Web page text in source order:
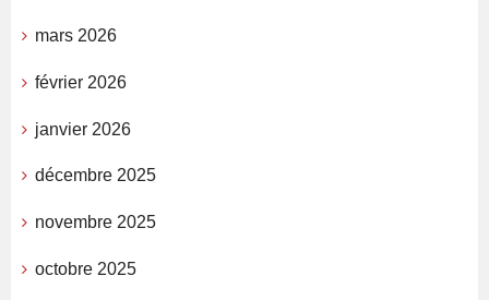
mars 2026
février 2026
janvier 2026
décembre 2025
novembre 2025
octobre 2025